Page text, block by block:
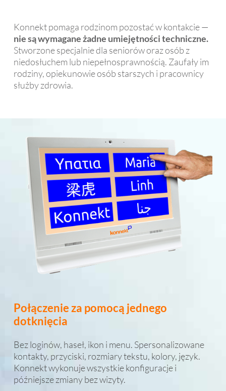
Konnekt pomaga rodzinom pozostać w kontakcie —
nie są wymagane żadne umiejętności techniczne.
Stworzone specjalnie dla seniorów oraz osób z
niedosłuchem lub niepełnosprawnością. Zaufały im
rodziny, opiekunowie osób starszych i pracownicy
służby zdrowia.
Połączenie za pomocą jednego
dotknięcia
Bez loginów, haseł, ikon i menu. Spersonalizowane
kontakty, przyciski, rozmiary tekstu, kolory, język.
Konnekt wykonuje wszystkie konfiguracje i
późniejsze zmiany bez wizyty.